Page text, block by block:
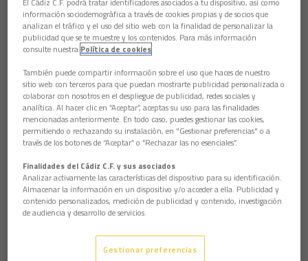
información sociodemográfica a través de cookies propias y de socios que
analizan el tráfico y el uso del sitio web con la finalidad de personalizar la
publicidad que se te muestre y los contenidos. Para más información
consulte nuestra Política de cookies
También puede compartir información sobre el uso que haces de nuestro
sitio web con terceros para que puedan mostrarte publicidad personalizada o
colaborar con nosotros en el despliegue de publicidad, redes sociales y
analítica. Al hacer clic en “Aceptar”, aceptas su uso para las finalidades
mencionadas anteriormente. En todo caso, puedes gestionar las cookies,
permitiendo o rechazando su instalación, en "Gestionar preferencias" o a
través de los botones de “Aceptar” o “Rechazar las no esenciales”.
Finalidades del Cádiz C.F. y sus asociados
Analizar activamente las características del dispositivo para su identificación.
Almacenar la información en un dispositivo y/o acceder a ella. Publicidad y
contenido personalizados, medición de publicidad y contenido, investigación
de audiencia y desarrollo de servicios.
Gestionar preferencias